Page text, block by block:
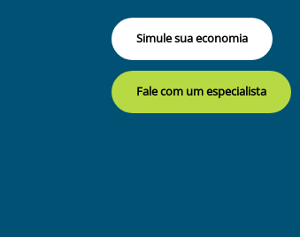
Simule sua economia
Fale com um especialista